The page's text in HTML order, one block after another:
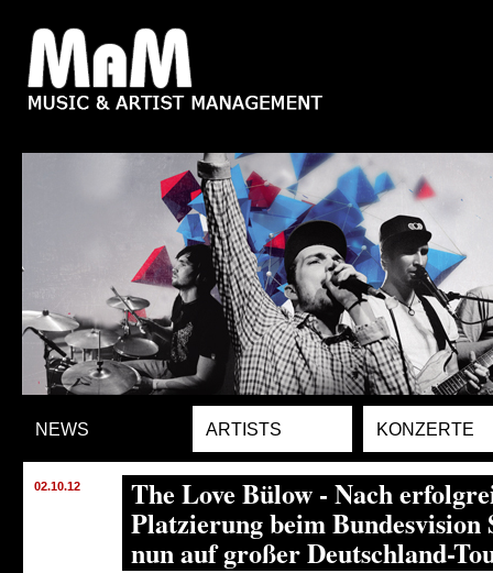
NEWS ARTISTS KONZERTE
02.10.12 The Love Bülow - Nach
Platzierung beim Bundesvision
nun auf großer Deutschland-